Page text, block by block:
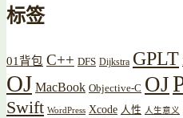
标签
01背包 C++ DFS Dijkstra GPLT
OJ MacBook Objective-C OJ
Swift WordPress Xcode 人性 人生意义